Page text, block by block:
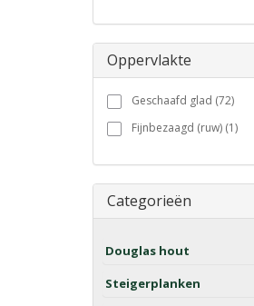
Oppervlakte
Geschaafd glad (72)
Fijnbezaagd (ruw) (1)
Categorieën
Douglas hout
Steigerplanken